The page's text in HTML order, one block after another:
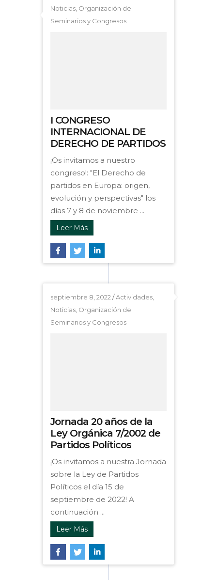
Noticias Organización de
Seminarios y Congresos
I CONGRESO
INTERNACIONAL DE
DERECHO DE PARTIDOS
¡Os invitamos a nuestro
congreso!: "El Derecho de
partidos en Europa: origen,
evolución y perspectivas" los
días 7 y 8 de noviembre ...
Leer Más
septiembre 8, 2022 /Actividades
Noticias Organización de
Seminarios y Congresos
Jornada 20 años de la
Ley Orgánica 7/2002 de
Partidos Políticos
¡Os invitamos a nuestra Jornada
sobre la Ley de Partidos
Políticos el día 15 de
septiembre de 2022! A
continuación ...
Leer Más